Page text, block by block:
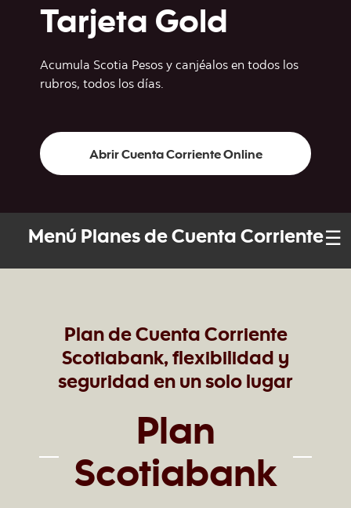
Tarjeta Gold
Acumula Scotia Pesos y canjéalos en todos los
rubros, todos los días.
Abrir Cuenta Corriente Online
Menú Planes de Cuenta Corriente☰
Plan de Cuenta Corriente
Scotiabank, flexibilidad y
seguridad en un solo lugar
Plan
Scotiabank